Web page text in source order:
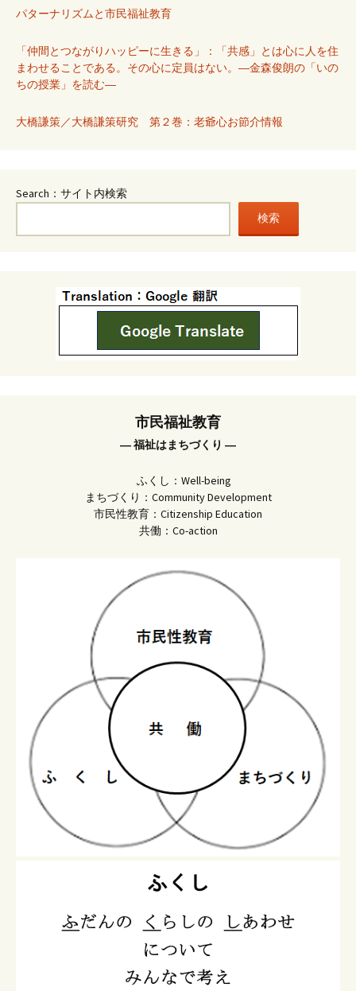
パターナリズムと市民福祉教育
「仲間とつながりハッピーに生きる」：「共感」とは心に人を住
まわせることである。その心に定員はない。―金森俊朗の「いの
ちの授業」を読む―
大橋謙策／大橋謙策研究 第２巻：老爺心お節介情報
Search：サイト内検索
検索
市民福祉教育
― 福祉はまちづくり ―
ふくし：Well-being
まちづくり：Community Development
市民性教育：Citizenship Education
共働：Co-action